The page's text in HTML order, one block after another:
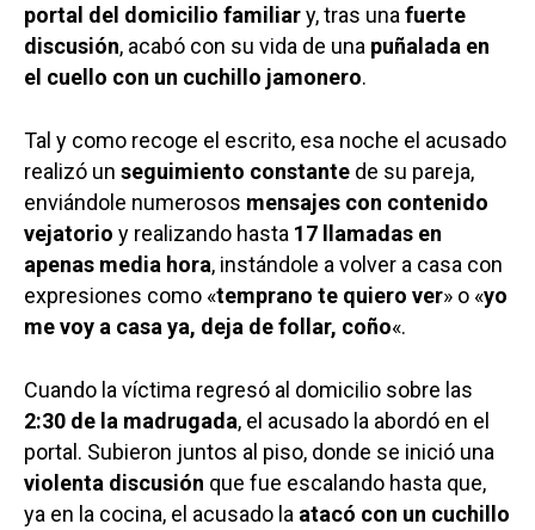
portal del domicilio familiary, tras una fuerte
discusión, acabó con su vida de una puñalada en
el cuello con un cuchillo jamonero.
Tal y como recoge el escrito, esa noche el acusado
realizó un seguimiento constante de su pareja,
enviándole numerosos mensajes con contenido
vejatorio y realizando hasta 17 llamadas en
apenas media hora, instándole a volver a casa con
expresiones como «temprano te quiero ver» o «yo
me voy a casa ya, deja de follar, coño«.
Cuando la víctima regresó al domicilio sobre las
2:30 de la madrugada, el acusado la abordó en el
portal. Subieron juntos al piso, donde se inició una
violenta discusión que fue escalando hasta que,
ya en la cocina, el acusado la atacó con un cuchillo